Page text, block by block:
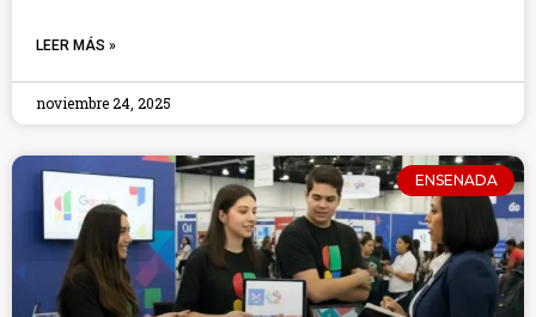
LEER MÁS »
noviembre 24, 2025
ENSENADA